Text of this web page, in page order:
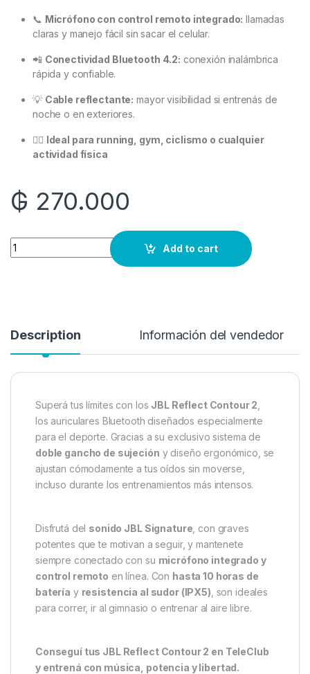
📞 Micrófono con control remoto integrado: llamadas
claras y manejo fácil sin sacar el celular.
📲 Conectividad Bluetooth 4.2: conexión inalámbrica
rápida y confiable.
💡 Cable reflectante: mayor visibilidad si entrenás de
noche o en exteriores.
🏋️‍♀️ Ideal para running, gym, ciclismo o cualquier
actividad física
₲ 270.000
Quantity
Add to cart
Description Información del vendedor
Superá tus límites con los JBL Reflect Contour 2
los auriculares Bluetooth diseñados especialmente
para el deporte. Gracias a su exclusivo sistema de
doble gancho de sujeción y diseño ergonómico, se
ajustan cómodamente a tus oídos sin moverse,
incluso durante los entrenamientos más intensos.
Disfrutá del sonido JBL Signature , con graves
potentes que te motivan a seguir, y mantenete
siempre conectado con su micrófono integrado y
control remoto en línea. Con hasta 10 horas de
batería y resistencia al sudor (IPX5) , son ideales
para correr, ir al gimnasio o entrenar al aire libre.
Conseguí tus JBL Reflect Contour 2 en TeleClub
y entrená con música, potencia y libertad.